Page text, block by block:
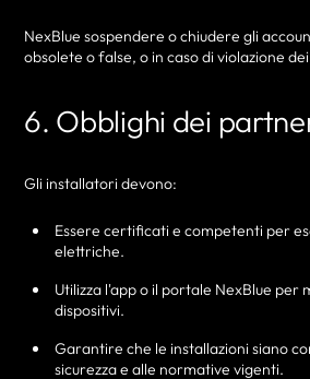
NexBlue sospendere o chiudere gli
obsolete o false, o in caso di violazione
6. Obblighi dei
Gli installatori devono:
Essere certificati e competenti per
elettriche.
Utilizza l'app o il portale NexBlue per
dispositivi.
Garantire che le installazioni siano
sicurezza e alle normative vigenti.